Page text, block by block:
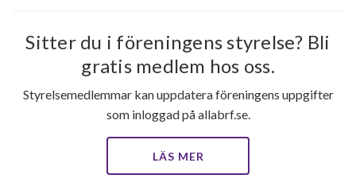
Sitter du i föreningens styrelse? Bli
gratis medlem hos oss.
Styrelsemedlemmar kan uppdatera föreningens uppgifter
som inloggad på allabrf.se.
LÄS MER